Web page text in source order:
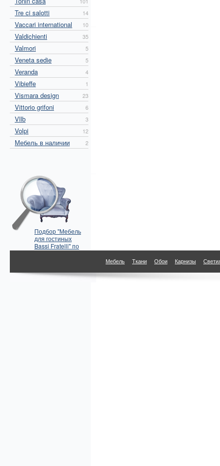
Tre ci salotti 14
Vaccari international 10
Valdichienti 35
Valmori 5
Veneta sedie 5
Veranda 4
Vibieffe 1
Vismara design 23
Vittorio grifoni 6
Vllb 3
Volpi 12
Мебель в наличии 2
Подбор "Мебель
для гостиных
Bassi Fratelli" по
параметрам
Мебель Ткани Обои Карнизы